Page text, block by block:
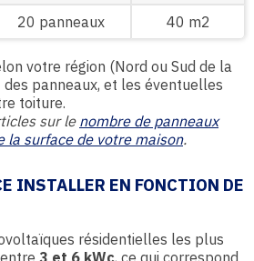
20 panneaux 40 m2
votre région (Nord ou Sud de la
panneaux, et les éventuelles
toiture.
sur lenombre de panneaux
la surface de votre maison.
INSTALLER EN FONCTION DE
résidentielles les plus
3 et 6 kWc, ce qui correspond